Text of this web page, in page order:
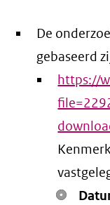
De
gebaseerd
https://